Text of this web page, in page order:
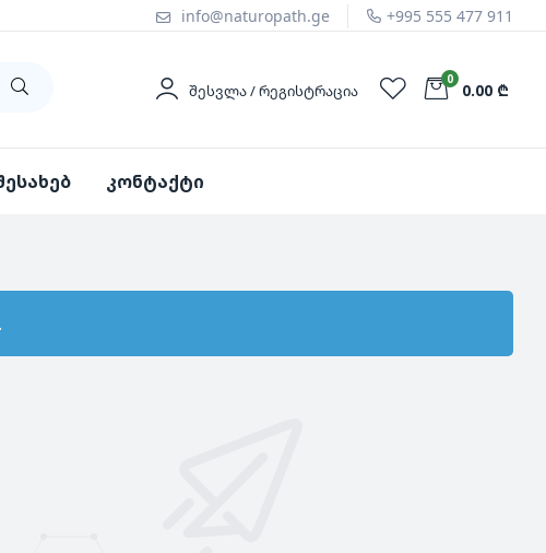
info@naturopath.ge +995 555 477 911
ᲨᲔᲡᲕᲚᲐ / ᲠᲔᲒᲘᲡᲢᲠᲐᲪᲘᲐ
0
0.00 ₾
კონტაქტი